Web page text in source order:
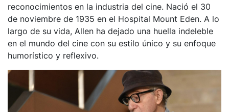
reconocimientos en la industria del cine. Nació el 30
de noviembre de 1935 en el Hospital Mount Eden. A lo
largo de su vida, Allen ha dejado una huella indeleble
en el mundo del cine con su estilo único y su enfoque
humorístico y reflexivo.